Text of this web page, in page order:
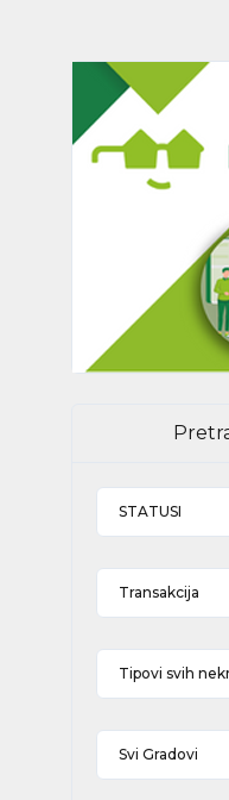
STATUSI
Transakcija
Tipovi svih
Svi Gradovi